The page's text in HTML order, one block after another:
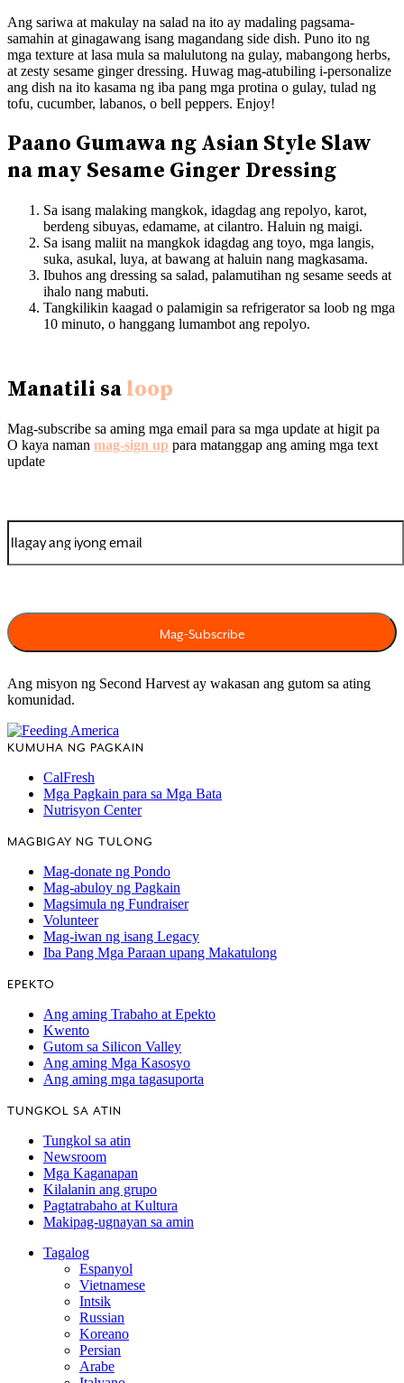
Ang sariwa at makulay na salad na ito ay madaling pagsama-
samahin at ginagawang isang magandang side dish. Puno ito ng
mga texture at lasa mula sa malulutong na gulay, mabangong herbs,
at zesty sesame ginger dressing. Huwag mag-atubiling i-personalize
ang dish na ito kasama ng iba pang mga protina o gulay, tulad ng
tofu, cucumber, labanos, o bell peppers. Enjoy!
Paano Gumawa ng Asian Style Slaw
na may Sesame Ginger Dressing
Sa isang malaking mangkok, idagdag ang repolyo, karot,
berdeng sibuyas, edamame, at cilantro. Haluin ng maigi.
Sa isang maliit na mangkok idagdag ang toyo, mga langis,
suka, asukal, luya, at bawang at haluin nang magkasama.
Ibuhos ang dressing sa salad, palamutihan ng sesame seeds at
ihalo nang mabuti.
Tangkilikin kaagad o palamigin sa refrigerator sa loob ng mga
10 minuto, o hanggang lumambot ang repolyo.
Manatili sa loop
Mag-subscribe sa aming mga email para sa mga update at higit pa
O kaya naman mag-sign up para matanggap ang aming mga text
update
Ang misyon ng Second Harvest ay wakasan ang gutom sa ating
komunidad.
KUMUHA NG PAGKAIN
CalFresh
Mga Pagkain para sa Mga Bata
Nutrisyon Center
MAGBIGAY NG TULONG
Mag-donate ng Pondo
Mag-abuloy ng Pagkain
Magsimula ng Fundraiser
Volunteer
Mag-iwan ng isang Legacy
Iba Pang Mga Paraan upang Makatulong
EPEKTO
Ang aming Trabaho at Epekto
Kwento
Gutom sa Silicon Valley
Ang aming Mga Kasosyo
Ang aming mga tagasuporta
TUNGKOL SA ATIN
Tungkol sa atin
Newsroom
Mga Kaganapan
Kilalanin ang grupo
Pagtatrabaho at Kultura
Makipag-ugnayan sa amin
Tagalog
Espanyol
Vietnamese
Intsik
Russian
Koreano
Persian
Arabe